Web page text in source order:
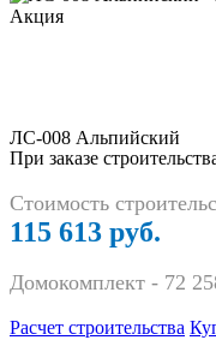
Акция
ЛС-008 Альпийский
При заказе
Стоимость
115 613 руб.
Домокомплект - 72
Расчет строительства